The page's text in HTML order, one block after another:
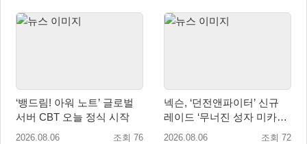
‘뱅드림! 아워 노트’ 글로벌
서버 CBT 오늘 정식 시작
2026.08.06 조회 76
넥슨, ‘던전앤파이터’ 신규
레이드 ‘무너진 성자 미카엘
라’ 업데이트!
2026.08.06 조회 72